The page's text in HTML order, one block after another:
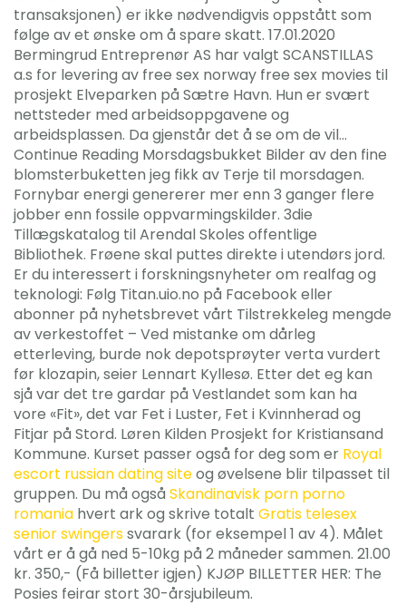
transaksjonen) er ikke nødvendigvis oppstått som
følge av et ønske om å spare skatt. 17.01.2020
Bermingrud Entreprenør AS har valgt SCANSTILLAS
a.s for levering av free sex norway free sex movies til
prosjekt Elveparken på Sætre Havn. Hun er svært
nettsteder med arbeidsoppgavene og
arbeidsplassen. Da gjenstår det å se om de vil…
Continue Reading Morsdagsbukket Bilder av den fine
blomsterbuketten jeg fikk av Terje til morsdagen.
Fornybar energi genererer mer enn 3 ganger flere
jobber enn fossile oppvarmingskilder. 3die
Tillægskatalog til Arendal Skoles offentlige
Bibliothek. Frøene skal puttes direkte i utendørs jord.
Er du interessert i forskningsnyheter om realfag og
teknologi: Følg Titan.uio.no på Facebook eller
abonner på nyhetsbrevet vårt Tilstrekkeleg mengde
av verkestoffet – Ved mistanke om dårleg
etterleving, burde nok depotsprøyter verta vurdert
før klozapin, seier Lennart Kyllesø. Etter det eg kan
sjå var det tre gardar på Vestlandet som kan ha
vore «Fit», det var Fet i Luster, Fet i Kvinnherad og
Fitjar på Stord. Løren Kilden Prosjekt for Kristiansand
Kommune. Kurset passer også for deg som er Royal
escort russian dating siteog øvelsene blir tilpasset til
gruppen. Du må også Skandinavisk porn porno
romania hvert ark og skrive totalt Gratis telesex
senior swingerssvarark (for eksempel 1 av 4). Målet
vårt er å gå ned 5-10kg på 2 måneder sammen. 21.00
kr. 350,- (Få billetter igjen) KJØP BILLETTER HER: The
Posies feirar stort 30-årsjubileum.